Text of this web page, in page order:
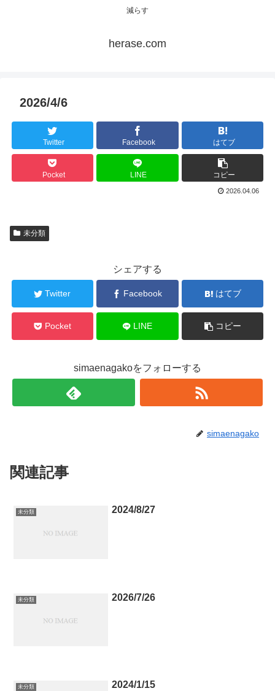
減らす
herase.com
2026/4/6
Twitter Facebook はてブ
Pocket LINE コピー
2026.04.06
未分類
シェアする
Twitter Facebook はてブ
Pocket LINE コピー
simaenagakoをフォローする
simaenagako
関連記事
未分類 2024/8/27
未分類 2026/7/26
未分類 2024/1/15